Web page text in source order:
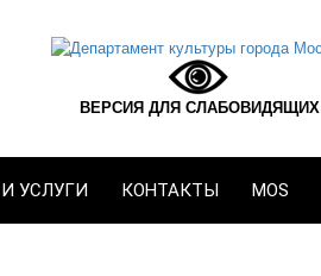
ВЕРСИЯ ДЛЯ СЛАБОВИДЯЩИХ
УСЛУГИ КОНТАКТЫ MOS